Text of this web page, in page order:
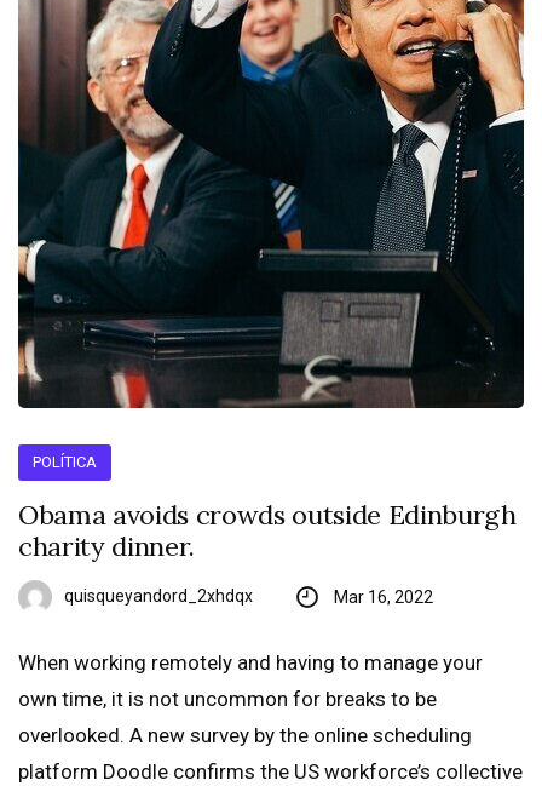
POLÍTICA
Obama avoids crowds outside Edinburgh
charity dinner.
quisqueyandord_2xhdqx Mar 16, 2022
When working remotely and having to manage your
own time, it is not uncommon for breaks to be
overlooked. A new survey by the online scheduling
platform Doodle confirms the US workforce’s collective